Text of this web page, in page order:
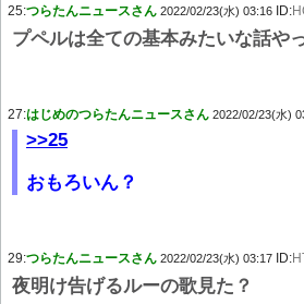
25:つらたんニュースさん 2022/02/23(水) 03:16 ID:
プペルは全ての基本みたいな話や
27:はじめのつらたんニュースさん 2022/02/23(水)
>>25
おもろいん？
29:つらたんニュースさん 2022/02/23(水) 03:17 ID:
夜明け告げるルーの歌見た？